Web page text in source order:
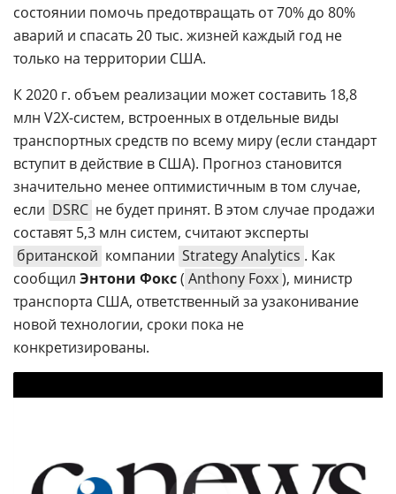
состоянии помочь предотвращать от 70% до 80%
аварий и спасать 20 тыс. жизней каждый год не
только на территории США.
К 2020 г. объем реализации может составить 18,8
млн V2X-систем, встроенных в отдельные виды
транспортных средств по всему миру (если стандарт
вступит в действие в США). Прогноз становится
значительно менее оптимистичным в том случае,
если DSRC не будет принят. В этом случае продажи
составят 5,3 млн систем, считают эксперты
британской компании Strategy Analytics . Как
сообщил Энтони Фокс( Anthony Foxx), министр
транспорта США, ответственный за узаконивание
новой технологии, сроки пока не
конкретизированы.